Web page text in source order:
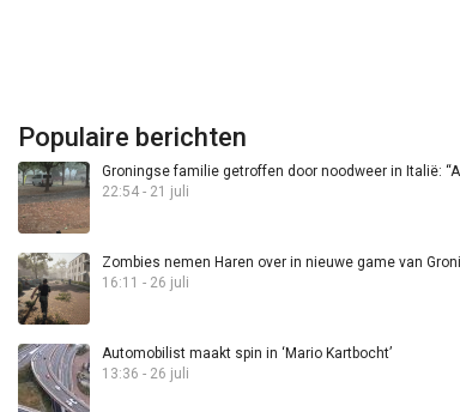
Populaire berichten
Groningse familie getroffen door noodweer in Italië:
22:54 - 21 juli
Zombies nemen Haren over in nieuwe game van
16:11 - 26 juli
Automobilist maakt spin in ‘Mario Kartbocht’
13:36 - 26 juli